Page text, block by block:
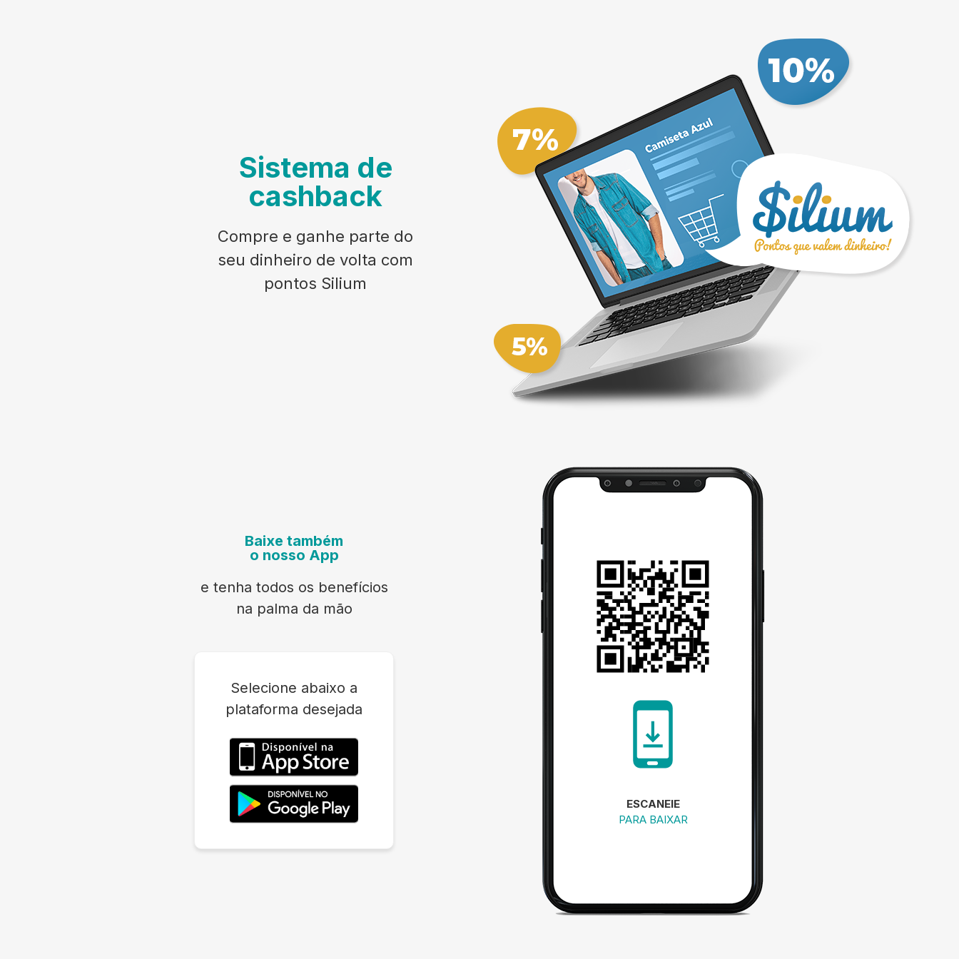
Sistema de
cashback
Compre e ganhe parte do
seu dinheiro de volta com
pontos Silium
Baixe também
o nosso App
e tenha todos os benefícios
na palma da mão
Selecione abaixo a
plataforma desejada
ESCANEIE
PARA BAIXAR